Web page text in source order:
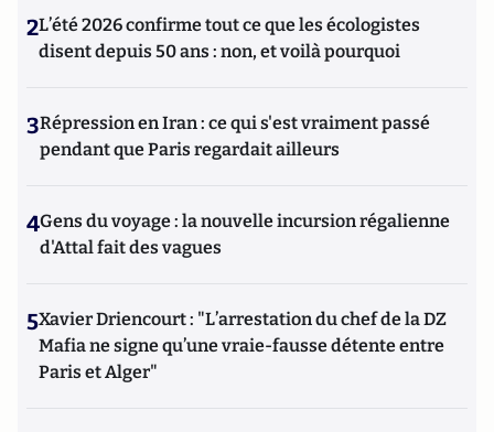
2L’été 2026 confirme tout ce que les écologistes
disent depuis 50 ans : non, et voilà pourquoi
3Répression en Iran : ce qui s'est vraiment passé
pendant que Paris regardait ailleurs
4Gens du voyage : la nouvelle incursion régalienne
d'Attal fait des vagues
5Xavier Driencourt : "L’arrestation du chef de la DZ
Mafia ne signe qu’une vraie-fausse détente entre
Paris et Alger"